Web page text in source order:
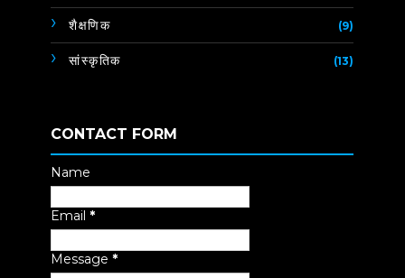
शैक्षणिक (9)
सांस्कृतिक (13)
CONTACT FORM
Name
Email *
Message *